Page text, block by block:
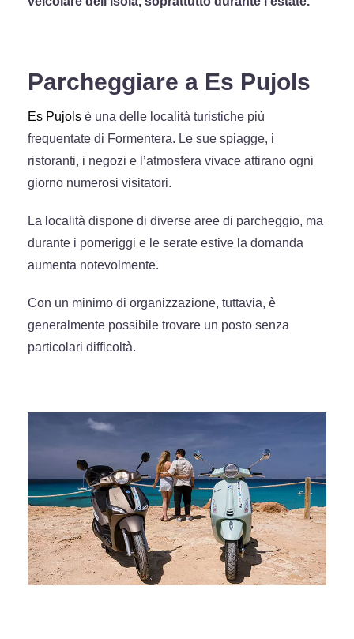
Parcheggiare a Es Pujols
Es Pujols è una delle località turistiche più
frequentate di Formentera. Le sue spiagge, i
ristoranti, i negozi e l’atmosfera vivace attirano ogni
giorno numerosi visitatori.
La località dispone di diverse aree di parcheggio, ma
durante i pomeriggi e le serate estive la domanda
aumenta notevolmente.
Con un minimo di organizzazione, tuttavia, è
generalmente possibile trovare un posto senza
particolari difficoltà.